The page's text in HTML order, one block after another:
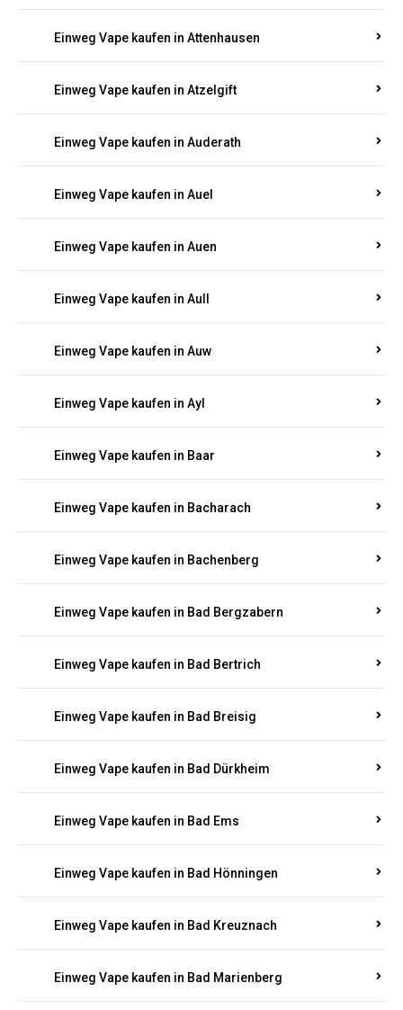
Einweg Vape kaufen in Attenhausen
Einweg Vape kaufen in Atzelgift
Einweg Vape kaufen in Auderath
Einweg Vape kaufen in Auel
Einweg Vape kaufen in Auen
Einweg Vape kaufen in Aull
Einweg Vape kaufen in Auw
Einweg Vape kaufen in Ayl
Einweg Vape kaufen in Baar
Einweg Vape kaufen in Bacharach
Einweg Vape kaufen in Bachenberg
Einweg Vape kaufen in Bad Bergzabern
Einweg Vape kaufen in Bad Bertrich
Einweg Vape kaufen in Bad Breisig
Einweg Vape kaufen in Bad Dürkheim
Einweg Vape kaufen in Bad Ems
Einweg Vape kaufen in Bad Hönningen
Einweg Vape kaufen in Bad Kreuznach
Einweg Vape kaufen in Bad Marienberg